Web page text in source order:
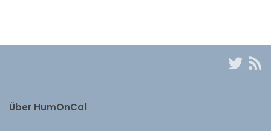
Über HumOnCal